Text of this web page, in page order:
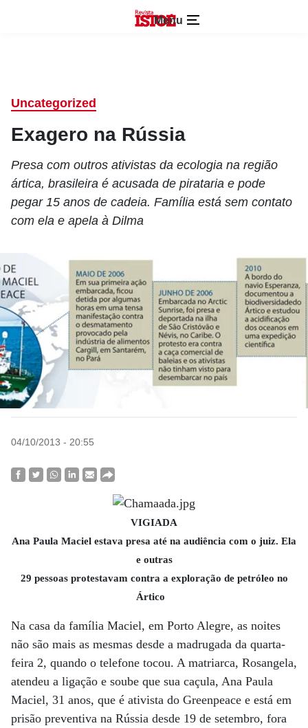
Menu
Uncategorized
Exagero na Rússia
Presa com outros ativistas da ecologia na região
ártica, brasileira é acusada de pirataria e pode
pegar 15 anos de cadeia. Família está sem contato
com ela e apela à Dilma
04/10/2013 - 20:55
VIGIADA
Ana Paula Maciel estava presa até na audiência com o juiz. Ela
e outras
29 pessoas protestavam contra a exploração de petróleo no
Ártico
Na casa da família Maciel, em Porto Alegre, as noites
não são mais as mesmas desde a madrugada da quarta-
feira 2, quando o telefone tocou. A matriarca, Rosangela,
atendeu a ligação e soube que sua caçula, Ana Paula
Maciel, 31 anos, que é ativista do Greenpeace e está em
prisão preventiva na Rússia desde 19 de setembro, fora